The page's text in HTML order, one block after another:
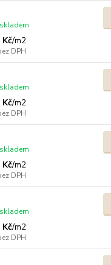
Kč/m2
DPH
skladem
Kč/m2
DPH
skladem
Kč/m2
DPH
skladem
Kč/m2
DPH
skladem